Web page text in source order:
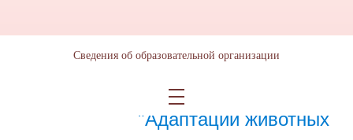
Парные мини-проекты
"Адаптации животных
Сведения об образовательной организации